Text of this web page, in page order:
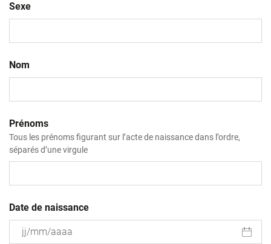
Sexe
Nom
Prénoms
Tous les prénoms figurant sur l’acte de naissance dans l’ordre,
séparés d’une virgule
Date de naissance